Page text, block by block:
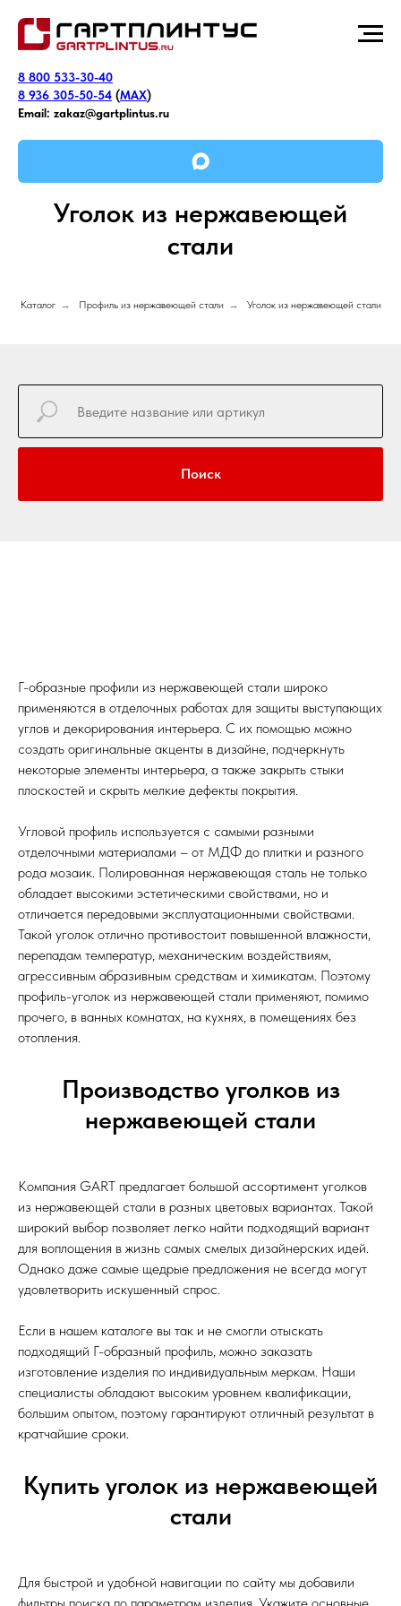
8 800 533-30-40
8 936 305-50-54 (MAX)
Email: zakaz@gartplintus.ru
Уголок из нержавеющей
стали
Каталог → Профиль из нержавеющей стали → Уголок из нержавеющей стали
Поиск
Г-образные профили из нержавеющей стали широко
применяются в отделочных работах для защиты выступающих
углов и декорирования интерьера. С их помощью можно
создать оригинальные акценты в дизайне, подчеркнуть
некоторые элементы интерьера, а также закрыть стыки
плоскостей и скрыть мелкие дефекты покрытия.
Угловой профиль используется с самыми разными
отделочными материалами – от МДФ до плитки и разного
рода мозаик. Полированная нержавеющая сталь не только
обладает высокими эстетическими свойствами, но и
отличается передовыми эксплуатационными свойствами.
Такой уголок отлично противостоит повышенной влажности,
перепадам температур, механическим воздействиям,
агрессивным абразивным средствам и химикатам. Поэтому
профиль-уголок из нержавеющей стали применяют, помимо
прочего, в ванных комнатах, на кухнях, в помещениях без
отопления.
Производство уголков из
нержавеющей стали
Компания GART предлагает большой ассортимент уголков
из нержавеющей стали в разных цветовых вариантах. Такой
широкий выбор позволяет легко найти подходящий вариант
для воплощения в жизнь самых смелых дизайнерских идей.
Однако даже самые щедрые предложения не всегда могут
удовлетворить искушенный спрос.
Если в нашем каталоге вы так и не смогли отыскать
подходящий Г-образный профиль, можно заказать
изготовление изделия по индивидуальным меркам. Наши
специалисты обладают высоким уровнем квалификации,
большим опытом, поэтому гарантируют отличный результат в
кратчайшие сроки.
Купить уголок из нержавеющей
стали
Для быстрой и удобной навигации по сайту мы добавили